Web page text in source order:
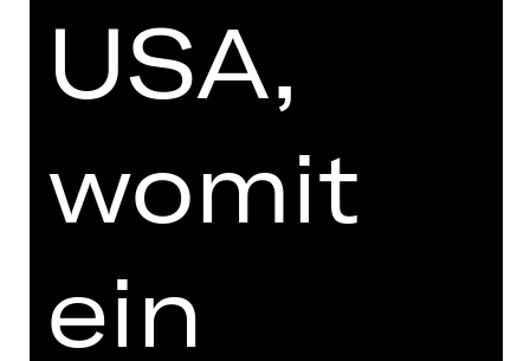
zum Live-Stream
Wir danken der DATEV, in deren
Virtual-Production-Studio wir den
Dreh der Weltraumserie PROTOCOL
Bild © Nils Corte / Kristina Malyseva &
google gemini, teils KI generiert
USA,
womit
ein